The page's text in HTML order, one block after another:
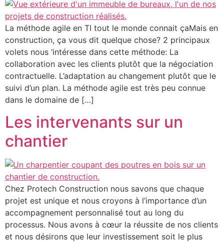
La méthode agile en TI tout le monde connait çaMais en
construction, ça vous dit quelque chose? 2 principaux
volets nous ‘intéresse dans cette méthode: La
collaboration avec les clients plutôt que la négociation
contractuelle. L’adaptation au changement plutôt que le
suivi d’un plan. La méthode agile est très peu connue
dans le domaine de […]
Les intervenants sur un
chantier
Chez Protech Construction nous savons que chaque
projet est unique et nous croyons à l’importance d’un
accompagnement personnalisé tout au long du
processus. Nous avons à cœur la réussite de nos clients
et nous désirons que leur investissement soit le plus